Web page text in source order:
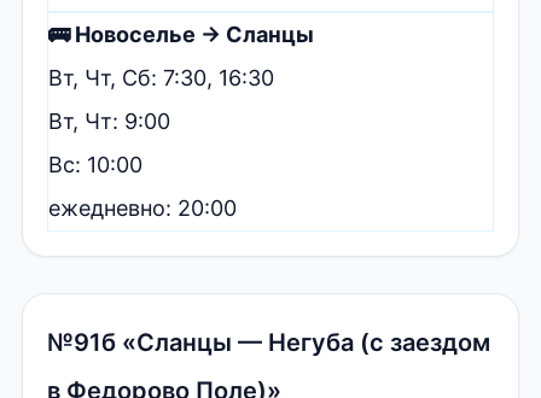
🚌 Новоселье → Сланцы
Вт, Чт, Сб: 7:30, 16:30
Вт, Чт: 9:00
Вс: 10:00
ежедневно: 20:00
№91б «Сланцы — Негуба (с заездом
в Федорово Поле)»